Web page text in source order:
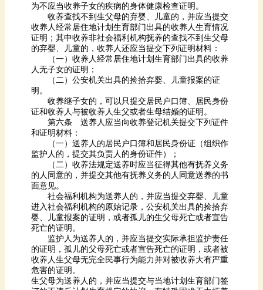
为不应当收养子女的疾病的身体健康检查证明。
的弃婴、儿童的，收养人还应当提交下列证明材料：
人无子女的证明；
明。
证和收养人与被收养人生父或者生母结婚的证明。
和证明材料：
监护人的，提交其负责人的身份证件）；
面意见。
死亡的证明。
危害的证明。